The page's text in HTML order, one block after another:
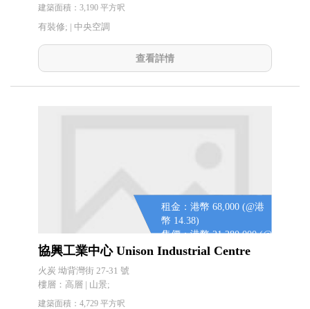
建築面積：3,190 平方呎
有裝修; | 中央空調
查看詳情
租金：港幣 68,000 (@港
幣 14.38)
售價：港幣 21,280,000 (@
港幣 4,500)
協興工業中心 Unison Industrial Centre
火炭 坳背灣街 27-31 號
樓層：高層 | 山景;
建築面積：4,729 平方呎